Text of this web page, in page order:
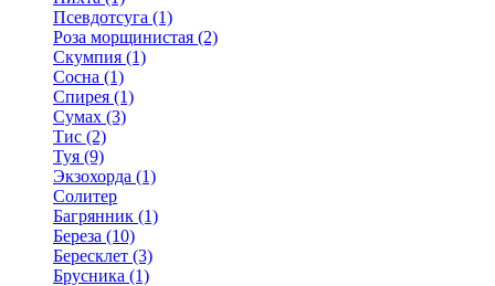
Псевдотсуга (1)
Роза морщинистая (2)
Скумпия (1)
Сосна (1)
Спирея (1)
Сумах (3)
Тис (2)
Туя (9)
Экзохорда (1)
Солитер
Багрянник (1)
Береза (10)
Бересклет (3)
Брусника (1)